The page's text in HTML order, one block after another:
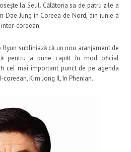
la Seul. Călătoria sa de patru zile a
Dae Jung în Coreea de Nord, din iunie a
coreean.
subliniază că un nou aranjament de
pentru a pune capăt în mod oficial
cel mai important punct de pe agenda
Kim Jong Il, în Phenian.